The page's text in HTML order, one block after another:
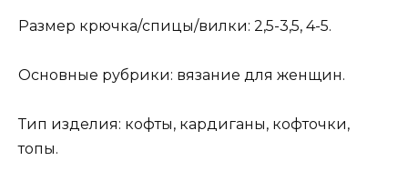
Размер крючка/спицы/вилки: 2,5-3,5, 4-5.
Основные рубрики: вязание для женщин.
Тип изделия: кофты, кардиганы, кофточки,
топы.